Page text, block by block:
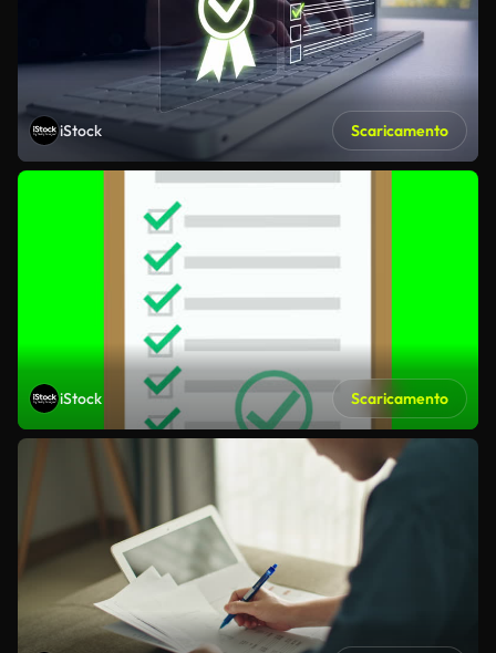
iStock Scaricamento
iStock Scaricamento